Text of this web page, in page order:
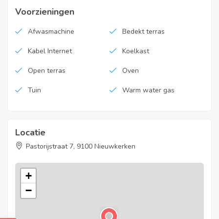
Voorzieningen
Afwasmachine Bedekt terras
Kabel Internet Koelkast
Open terras Oven
Tuin Warm water gas
Locatie
Pastorijstraat 7, 9100 Nieuwkerken
+
−